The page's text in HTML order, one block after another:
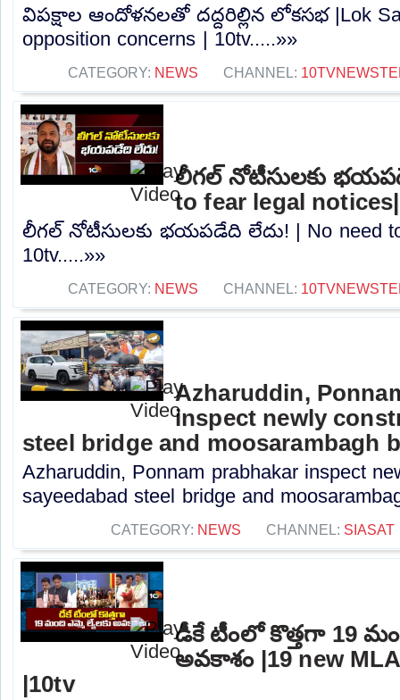
విపక్షాల ఆందోళనలతో దద్దరిల్లిన లోకసభ |Lok
opposition concerns | 10tv.....»»
CATEGORY: NEWS CHANNEL:
లీగల్ నోటీసులకు
to fear legal
లీగల్ నోటీసులకు భయపడేది లేదు! | No need to
10tv.....»»
CATEGORY: NEWS CHANNEL:
Azharuddin,
inspect newly
steel bridge and moosarambagh
Azharuddin, Ponnam prabhakar inspect
sayeedabad steel bridge and
CATEGORY: NEWS CHANNEL: SIASAT
డీకే టీంలో కొత్తగా 19
అవకాశం |19 new
|10tv